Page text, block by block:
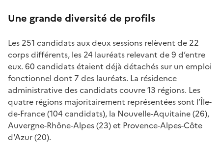
Une grande diversité de profils
Les 251 candidats aux deux sessions relèvent de 22
corps différents, les 24 lauréats relevant de 9 d’entre
eux. 60 candidats étaient déjà détachés sur un emploi
fonctionnel dont 7 des lauréats. La résidence
administrative des candidats couvre 13 régions. Les
quatre régions majoritairement représentées sont l’Île-
de-France (104 candidats), la Nouvelle-Aquitaine (26),
Auvergne-Rhône-Alpes(23) et Provence-Alpes-Côte
d'Azur (20).